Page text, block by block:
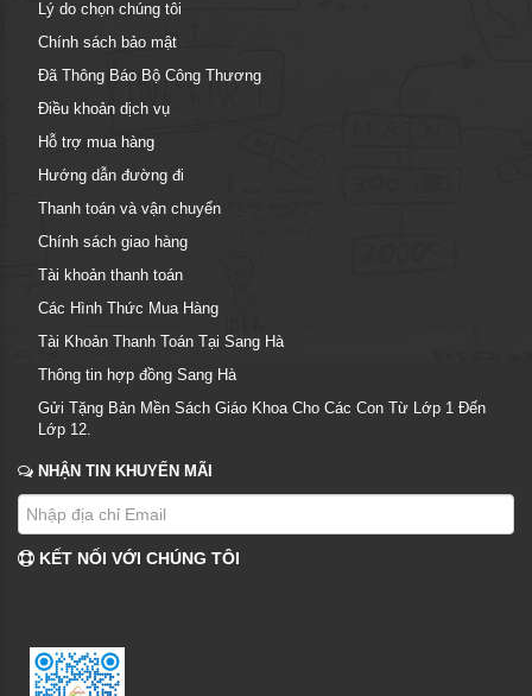
Lý do chọn chúng tôi
Chính sách bảo mật
Đã Thông Báo Bộ Công Thương
Điều khoản dịch vụ
Hỗ trợ mua hàng
Hướng dẫn đường đi
Thanh toán và vận chuyển
Chính sách giao hàng
Tài khoản thanh toán
Các Hình Thức Mua Hàng
Tài Khoản Thanh Toán Tại Sang Hà
Thông tin hợp đồng Sang Hà
Gửi Tặng Bản Mền Sách Giáo Khoa Cho Các Con Từ Lớp 1 Đến
Lớp 12.
NHẬN TIN KHUYẾN MÃI
KẾT NỐI VỚI CHÚNG TÔI